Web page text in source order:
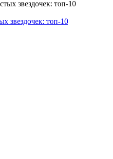
звездочек: топ-10